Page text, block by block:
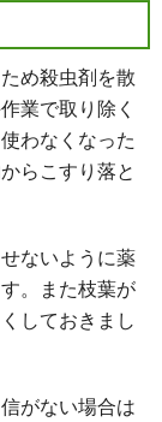
め殺虫剤を散
業で取り除く
わなくなった
らこすり落と
ないように薬
。また枝葉が
しておきまし
がない場合は